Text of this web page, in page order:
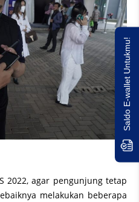
2022, agar pengunjung tetap
melakukan beberapa
Saldo E-wallet Untukmu!